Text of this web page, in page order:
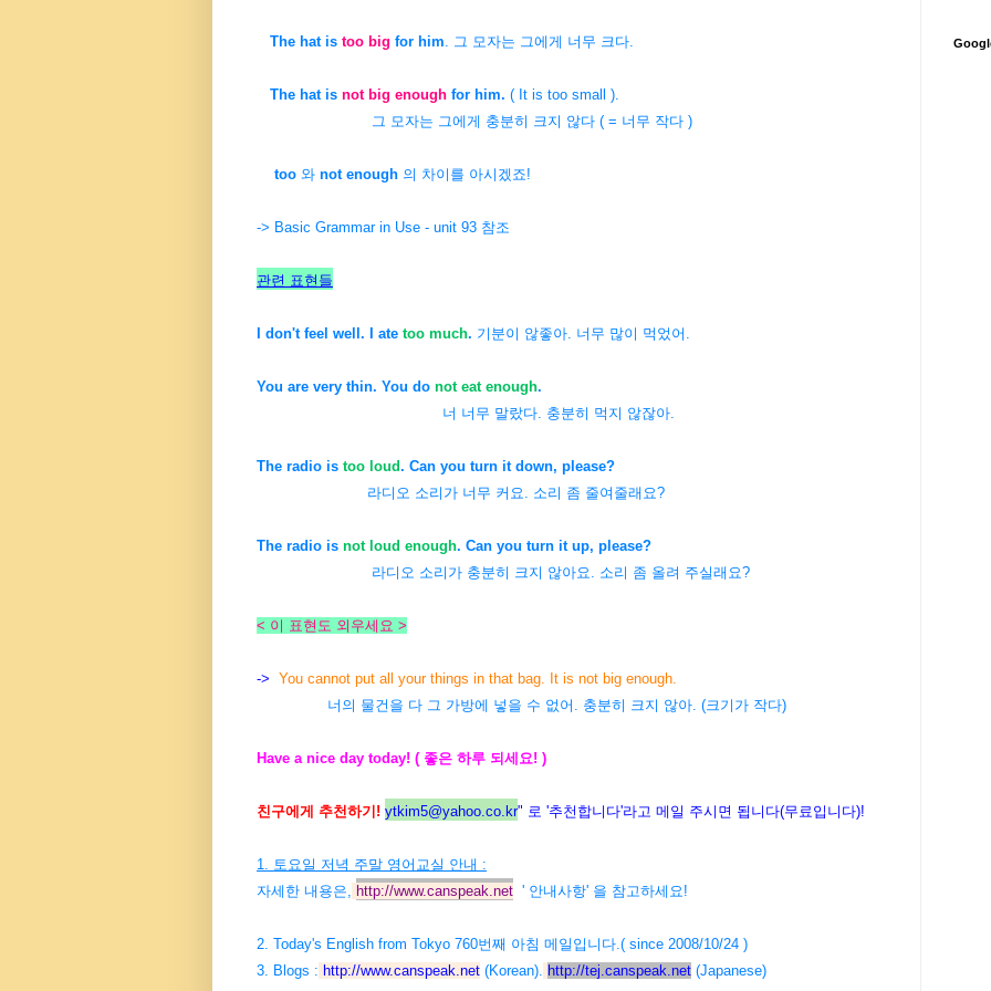
The hat is too big for him. 그 모자는 그에게 너무 크다.
The hat is not big enough for him. ( It is too small ).
그 모자는 그에게 충분히 크지 않다 ( = 너무 작다 )
too 와 not enough 의 차이를 아시겠죠!
-> Basic Grammar in Use - unit 93 참조
관련 표현들
I don't feel well. I ate too much. 기분이 않좋아. 너무 많이 먹었어.
You are very thin. You do not eat enough.
너 너무 말랐다. 충분히 먹지 않잖아.
The radio is too loud. Can you turn it down, please?
라디오 소리가 너무 커요. 소리 좀 줄여줄래요?
The radio is not loud enough. Can you turn it up, please?
라디오 소리가 충분히 크지 않아요. 소리 좀 올려 주실래요?
< 이 표현도 외우세요 >
-> You cannot put all your things in that bag. It is not big enough.
너의 물건을 다 그 가방에 넣을 수 없어. 충분히 크지 않아. (크기가 작다)
Have a nice day today! ( 좋은 하루 되세요! )
친구에게 추천하기! ytkim5@yahoo.co.kr" 로 '추천합니다'라고 메일 주시면 됩니다(무료입니다)!
1. 토요일 저녁 주말 영어교실 안내 :
자세한 내용은, http://www.canspeak.net ' 안내사항' 을 참고하세요!
2. Today's English from Tokyo 760번째 아침 메일입니다.( since 2008/10/24 )
3. Blogs : http://www.canspeak.net (Korean). http://tej.canspeak.net (Japanese)